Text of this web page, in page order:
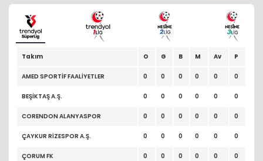
Takım O G B M Av P
AMED SPORTİF FAALİYETLER 0 0 0 0 0 0
BEŞİKTAŞ A.Ş. 0 0 0 0 0 0
CORENDON ALANYASPOR 0 0 0 0 0 0
ÇAYKUR RİZESPOR A.Ş. 0 0 0 0 0 0
ÇORUM FK 0 0 0 0 0 0